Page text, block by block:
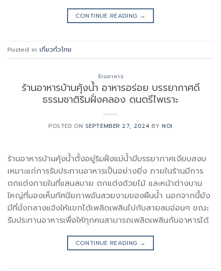
CONTINUE READING →
Posted in เที่ยวทั่วไทย
ร้านอาหาร
ร้านอาหารบ้านคุ้งน้ำ อาหารอร่อย บรรยากาศดี
ธรรมชาติริมฝั่งคลอง ดนตรีไพเราะ
POSTED ON SEPTEMBER 27, 2024 BYNOI
ร้านอาหารบ้านคุ้งน้ำตั้งอยู่ริมฝั่งแม่น้ำมีบรรยากาศเงียบสงบ
เหมาะแก่การรับประทานอาหารเป็นอย่างยิ่ง ภายในร้านมีการ
ตกแต่งภายในที่แสนสบาย ตกแต่งด้วยไม้ และหน้าต่างบาน
ใหญ่ที่มองเห็นทัศนียภาพอันสวยงามของผืนน้ำ นอกจากนี้ยัง
มีที่นั่งกลางแจ้งให้แขกได้เพลิดเพลินไปกับสายลมอ่อนๆ ขณะ
รับประทานอาหารเพื่อให้ทุกคนสามารถเพลิดเพลินกับอาหารได้
CONTINUE READING →